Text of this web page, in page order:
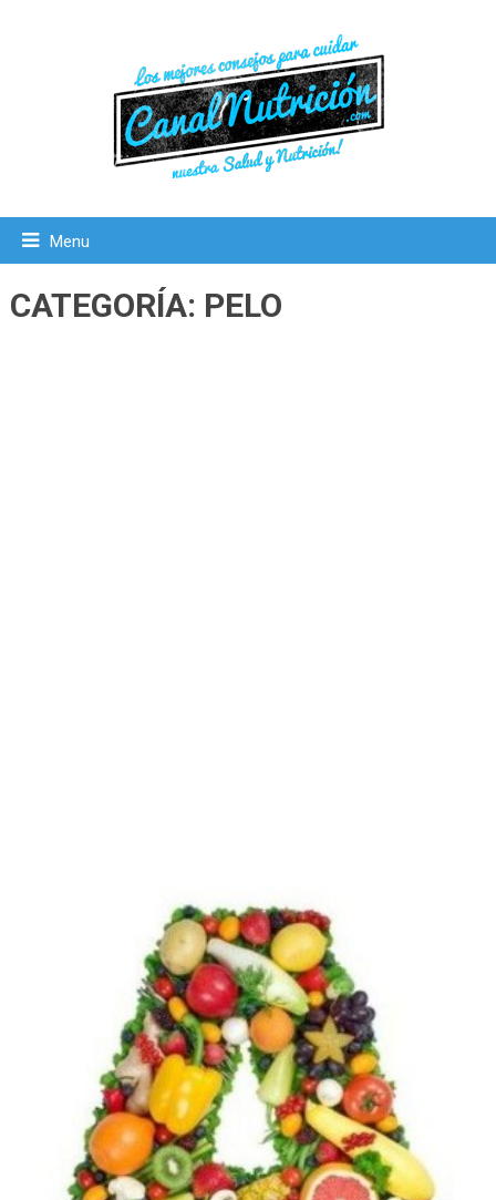
Menu
CATEGORÍA: PELO